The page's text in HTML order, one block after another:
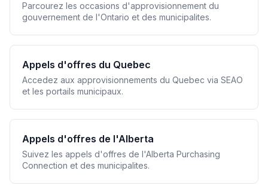
Parcourez les occasions d'approvisionnement du
gouvernement de l'Ontario et des municipalites.
Appels d'offres du Quebec
Accedez aux approvisionnements du Quebec via SEAO
et les portails municipaux.
Appels d'offres de l'Alberta
Suivez les appels d'offres de l'Alberta Purchasing
Connection et des municipalites.